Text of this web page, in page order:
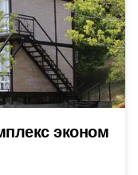
эконом